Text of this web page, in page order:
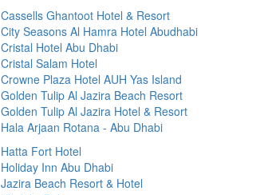
Cassells Ghantoot Hotel & Resort
City Seasons Al Hamra Hotel Abudhabi
Cristal Hotel Abu Dhabi
Cristal Salam Hotel
Crowne Plaza Hotel AUH Yas Island
Golden Tulip Al Jazira Beach Resort
Golden Tulip Al Jazira Hotel & Resort
Hala Arjaan Rotana - Abu Dhabi
Hatta Fort Hotel
Holiday Inn Abu Dhabi
Jazira Beach Resort & Hotel